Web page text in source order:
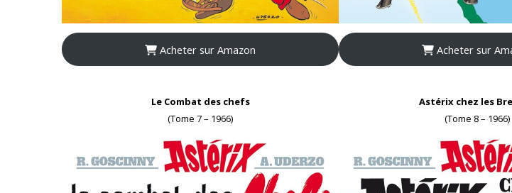
Acheter sur Amazon Acheter sur
Le Combat des chefs
(Tome 7 – 1966)
Astérix chez les
(Tome 8 – 1966)